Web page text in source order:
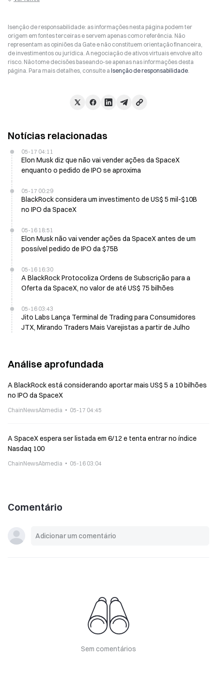
Isenção de responsabilidade: as informações nesta página podem ter
origem em fontes terceiras e servem apenas como referência. Não
representam as opiniões da Gate e não constituem orientação financeira,
de investimentos ou jurídica. A negociação de ativos virtuais envolve alto
risco. Não tome decisões baseando-se apenas nas informações desta
página. Para mais detalhes, consulte a Isenção de responsabilidade.
Notícias relacionadas
05-17 04:11
Elon Musk diz que não vai vender ações da SpaceX
enquanto o pedido de IPO se aproxima
05-17 00:29
BlackRock considera um investimento de US$ 5 mil-$10B
no IPO da SpaceX
05-16 18:51
Elon Musk não vai vender ações da SpaceX antes de um
possível pedido de IPO da $75B
05-16 16:30
A BlackRock Protocoliza Ordens de Subscrição para a
Oferta da SpaceX, no valor de até US$ 75 bilhões
05-16 03:43
Jito Labs Lança Terminal de Trading para Consumidores
JTX, Mirando Traders Mais Varejistas a partir de Julho
Análise aprofundada
A BlackRock está considerando aportar mais US$ 5 a 10 bilhões
no IPO da SpaceX
ChainNewsAbmedia 05-17 04:45
A SpaceX espera ser listada em 6/12 e tenta entrar no índice
Nasdaq 100
ChainNewsAbmedia 05-16 03:04
Comentário
Sem comentários